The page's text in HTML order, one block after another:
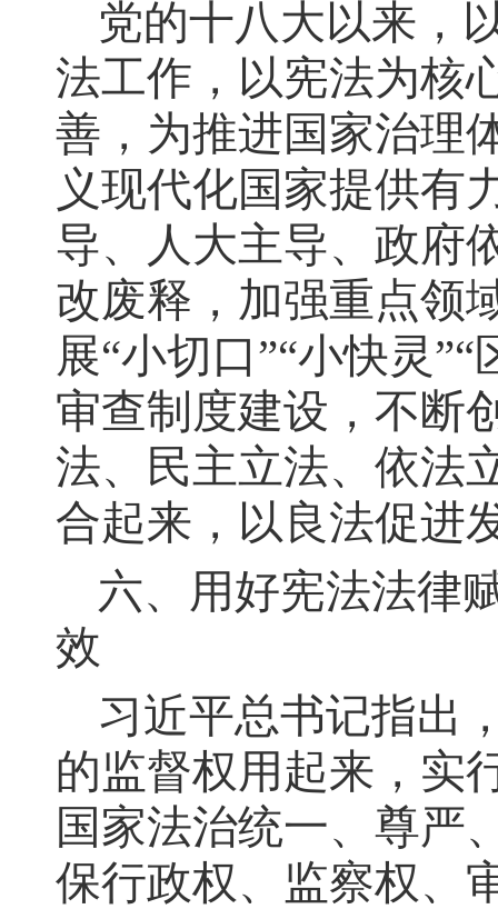
党的十八大以来，
法工作，以宪法为核
善，为推进国家治理
义现代化国家提供有
导、人大主导、政府
改废释，加强重点领
展“小切口”“小快灵
审查制度建设，不断
法、民主立法、依法
合起来，以良法促进
六、用好宪法法律
效
习近平总书记指出
的监督权用起来，实
国家法治统一、尊严
保行政权、监察权、